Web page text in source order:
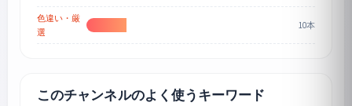
色違い・厳
選
10本
このチャンネルのよく使うキーワード